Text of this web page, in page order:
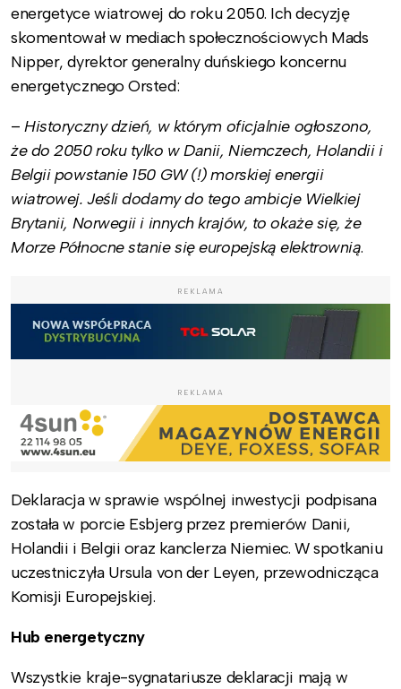
energetyce wiatrowej do roku 2050. Ich decyzję
skomentował w mediach społecznościowych Mads
Nipper, dyrektor generalny duńskiego koncernu
energetycznego Orsted:
–Historyczny dzień, w którym oficjalnie ogłoszono,
że do 2050 roku tylko w Danii, Niemczech, Holandii i
Belgii powstanie 150 GW (!) morskiej energii
wiatrowej. Jeśli dodamy do tego ambicje Wielkiej
Brytanii, Norwegii i innych krajów, to okaże się, że
Morze Północne stanie się europejską elektrownią.
REKLAMA
REKLAMA
Deklaracja w sprawie wspólnej inwestycji podpisana
została w porcie Esbjerg przez premierów Danii,
Holandii i Belgii oraz kanclerza Niemiec. W spotkaniu
uczestniczyła Ursula von der Leyen, przewodnicząca
Komisji Europejskiej.
Hub energetyczny
Wszystkie kraje-sygnatariusze deklaracji mają w